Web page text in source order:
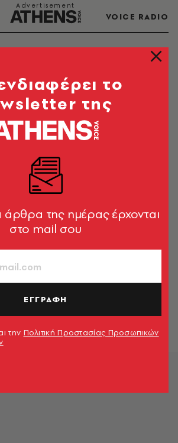
VOICE RADIO
ΚΟΥΖΙΝΑ
ΤΟΥ TAG
ΘΕΜΑΤΑ ΓΕΥΣΗΣ
ποστάλ: η αυθεντική γεύση των
νησιών
RESTO
Παλιά Ιστορία: Σπιτικές γεύσεις και
Κορινθίας
το
της
άρθρα της ημέρας έρχονται
στο mail σου
ΕΓΓΡΑΦΗ
την Πολιτική Προστασίας Προσωπικών